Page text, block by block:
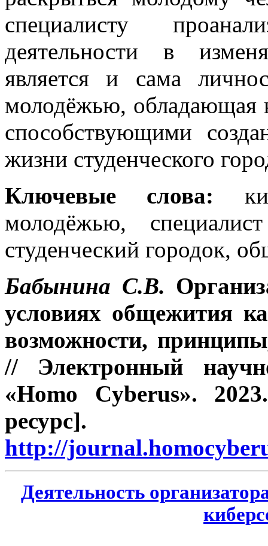
специалисту
деятельности в
является и сама
молодёжью, обладающая
способствующими
жизни студенческого
Ключевые
слова:
молодёжью,
студенческий городок,
Бабынина С.В.
условиях общежития
возможности,
// Электронный
«Homo Cyberus».
http://
Деятельность